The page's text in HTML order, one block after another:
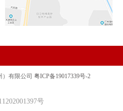
有限公司 粤ICP备19017339号-2
号